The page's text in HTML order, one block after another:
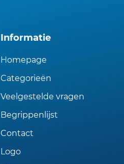
Informatie
Homepage
Categorieën
Veelgestelde vragen
Begrippenlijst
Contact
Logo